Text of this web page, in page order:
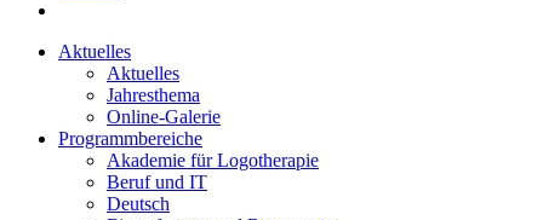
Aktuelles
Aktuelles
Jahresthema
Online-Galerie
Programmbereiche
Akademie für Logotherapie
Beruf und IT
Deutsch